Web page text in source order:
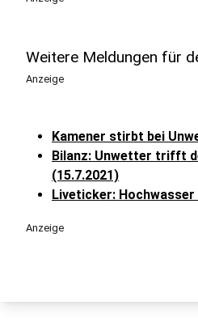
Weitere Meldungen für
Anzeige
Kamener stirbt bei
Bilanz: Unwetter trifft
(15.7.2021)
Liveticker: Hochwasser
Anzeige